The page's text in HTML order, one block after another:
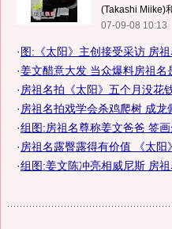
(Takashi Miike)
07-09-08 10:13
·图:《太阳》主创接受采访 房
·姜文醋意大发 当众爆料房祖名
· 房祖名拍《太阳》五个月没花
· 房祖名拍戏学会杀鸡爬树 成龙
·组图:房祖名尊称姜文爸爸 签
· 房祖名露臀露得有价值 《太阳
·组图:姜文陈冲亮相威尼斯 房